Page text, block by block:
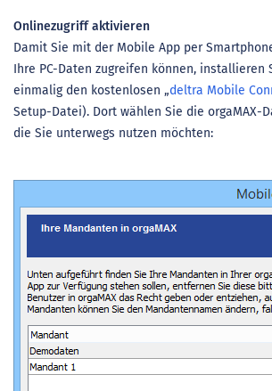
Onlinezugriff aktivieren
Damit Sie mit der Mobile App per
Ihre PC-Daten zugreifen können, installieren
einmalig den kostenlosen „deltra Mobile
Setup-Datei). Dort wählen Sie die orgaMAX-
die Sie unterwegs nutzen möchten: